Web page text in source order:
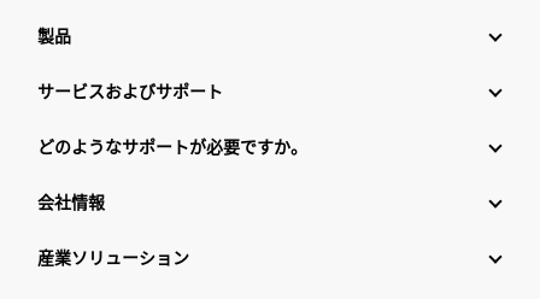
製品
サービスおよびサポート
どのようなサポートが必要ですか。
会社情報
産業ソリューション